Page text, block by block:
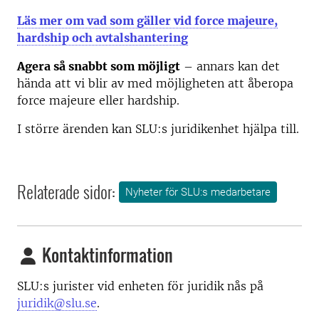
Läs mer om vad som gäller vid force majeure,
hardship och avtalshantering
Agera så snabbt som möjligt – annars kan det
hända att vi blir av med möjligheten att åberopa
force majeure eller hardship.
I större ärenden kan SLU:s juridikenhet hjälpa till.
Relaterade sidor: Nyheter för SLU:s medarbetare
Kontaktinformation
SLU:s jurister vid enheten för juridik nås på
juridik@slu.se.